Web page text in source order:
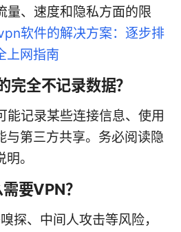
量、速度和隐私方面的限
软件的解决方案：逐步排
上网指南
完全不记录数据？
能记录某些连接信息、使用
与第三方共享。务必阅读隐
。
要VPN？
探、中间人攻击等风险，